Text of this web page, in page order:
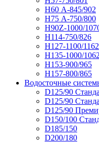
Н60 А-845/902
Н75 А-750/800
Н90Z-1000/
Н114-750/826
Н127-1100/1162
Н135-1000/1062
Н153-900/965
Н157-800/865
Водосточные
D125/90
D125/90
D125/90
D150/100
D185/150
D200/180